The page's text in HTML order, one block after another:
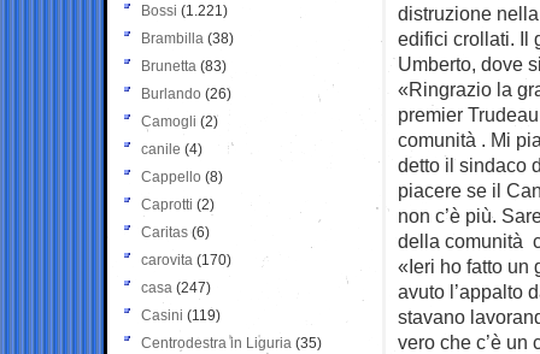
distruzione
edifici crollati. Il
Umberto, dove
«Ringrazio la
premier
comunità . Mi
detto il sindaco
piacere se il
non c’è più.
della comunità
«Ieri ho fatto un
avuto l’appalto
stavano
vero che c’è un
Bossi (1.221)
Brambilla (38)
Brunetta (83)
Burlando (26)
Camogli (2)
canile (4)
Cappello (8)
Caprotti (2)
Caritas (6)
carovita (170)
casa (247)
Casini (119)
Centrodestra in Liguria (35)